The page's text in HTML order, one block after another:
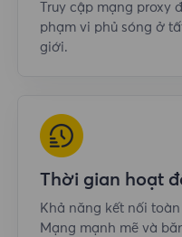
Truy cập mạng
phạm vi phủ sóng ở
giới.
Thời gian hoạt
Khả năng kết nối
Mạng mạnh mẽ và